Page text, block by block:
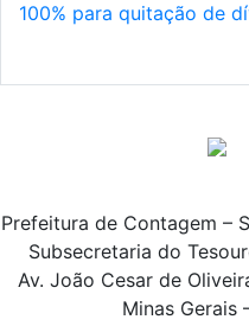
100% para quitação de
Prefeitura de Contagem –
Subsecretaria do
Av. João Cesar de
Minas Gerais